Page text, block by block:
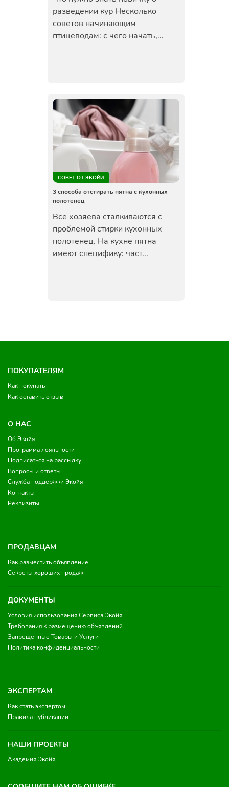
разведении кур Несколько
советов начинающим
птицеводам: с чего начать,...
СОВЕТ ОТ ЭКОЙИ
3 способа отстирать пятна с кухонных
полотенец
Все хозяева сталкиваются с
проблемой стирки кухонных
полотенец. На кухне пятна
имеют специфику: част...
ПОКУПАТЕЛЯМ
Как покупать
Как оставить отзыв
О НАС
Об Экойя
Программа лояльности
Подписаться на рассылку
Вопросы и ответы
Служба поддержки Экойя
Контакты
Реквизиты
ПРОДАВЦАМ
Как разместить объявление
Секреты хороших продаж
ДОКУМЕНТЫ
Условия использования Сервиса Экойя
Требования к размещению объявлений
Запрещенные Товары и Услуги
Политика конфиденциальности
ЭКСПЕРТАМ
Как стать экспертом
Правила публикации
НАШИ ПРОЕКТЫ
Академия Экойя